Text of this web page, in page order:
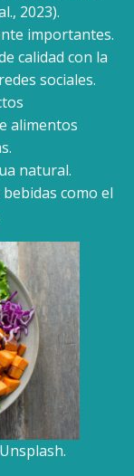
2023).
importantes.
calidad con la
sociales.
alimentos
natural.
como el